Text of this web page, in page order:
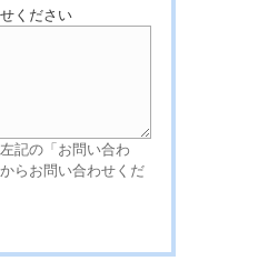
ください
記の「お問い合わ
らお問い合わせくだ